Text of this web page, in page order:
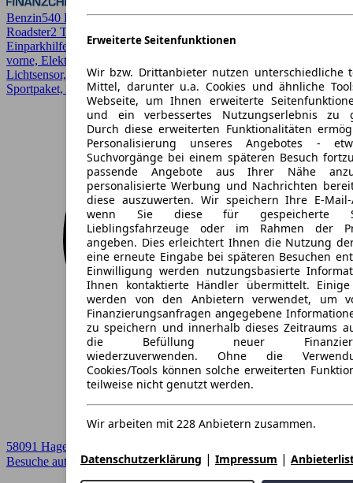
Erweiterte Seitenfunktionen
Wir bzw. Drittanbieter nutzen unterschiedliche
Mittel, darunter u.a. Cookies und ähnliche
Webseite, um Ihnen erweiterte
und ein verbessertes Nutzungserlebnis zu
Durch diese erweiterten Funktionalitäten
Personalisierung unseres Angebotes -
Suchvorgänge bei einem späteren Besuch
passende Angebote aus Ihrer Nähe
personalisierte Werbung und Nachrichten
diese auszuwerten. Wir speichern Ihre E-Mail-
wenn Sie diese für gespeicherte
Lieblingsfahrzeuge oder im Rahmen der
angeben. Dies erleichtert Ihnen die Nutzung
eine erneute Eingabe bei späteren Besuchen
Einwilligung werden nutzungsbasierte
Ihnen kontaktierte Händler übermittelt. Einige
werden von den Anbietern verwendet, um
Finanzierungsanfragen angegebene
zu speichern und innerhalb dieses Zeitraums
die Befüllung neuer
wiederzuverwenden. Ohne die
Cookies/Tools können solche erweiterten
teilweise nicht genutzt werden.
Wir arbeiten mit 228 Anbietern zusammen.
Datenschutzerklärung | Impressum |
Benzin540 PS (397 kW)75.631 kmEZ 06/2018AutomatikCabrio /
Roadster2 Türen
Einparkhilfe, Einparkhilfe Sensoren hinten, Einparkhilfe Sensoren
vorne, Elektrische Sitze, Kurvenlicht, LED, LED-Scheinwerfer,
Lichtsensor, Regensensor, Scheckheftgepflegt, Sitzheizung,
Sportpaket, Sportsitze
58091 Hagen
Besuche autoscout24.de➚